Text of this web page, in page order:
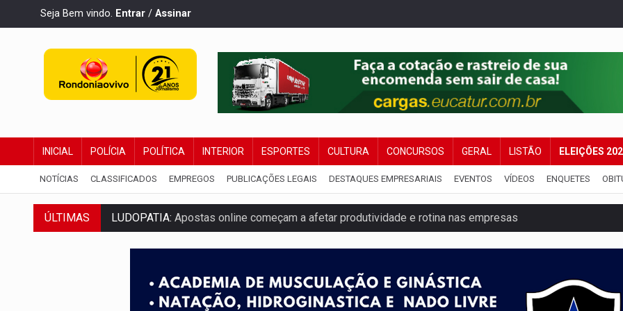
Seja Bem vindo. Entrar / Assinar
INICIAL POLÍCIA POLÍTICA INTERIOR ESPORTES CULTURA CONCURSOS GERAL LISTÃO ELEIÇÕES
NOTÍCIAS CLASSIFICADOS EMPREGOS PUBLICAÇÕES LEGAIS DESTAQUES EMPRESARIAIS EVENTOS VÍDEOS ENQUETES
ÚLTIMAS LUDOPATIA: Apostas online começam a afetar produtividade e rotina nas empresas
REFLORESTAMENTO:Plantar árvores não será mais suficiente para comprovar área recuperado
OVNIS NA LUA:Cientistas alertam para possível base secreta no satélite natural da Terra
ACABOU COM PEUGEOT:Incêndio destrói carro que era rebocado para oficina no Centro de Porto Velho